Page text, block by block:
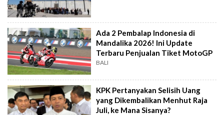
Ada 2 Pembalap Indonesia di
Mandalika 2026! Ini Update
Terbaru Penjualan Tiket MotoGP
BALI
KPK Pertanyakan Selisih Uang
yang Dikembalikan Menhut Raja
Juli, ke Mana Sisanya?